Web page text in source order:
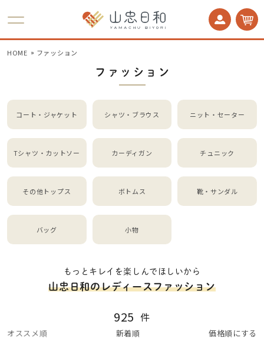
HOME ファッション
ファッション
コート・ジャケット シャツ・ブラウス ニット・セーター
Tシャツ・カットソー カーディガン チュニック
その他トップス ボトムス 靴・サンダル
バッグ 小物
もっとキレイを楽しんでほしいから
山忠日和のレディースファッション
925 件
オススメ順 新着順 価格順にする